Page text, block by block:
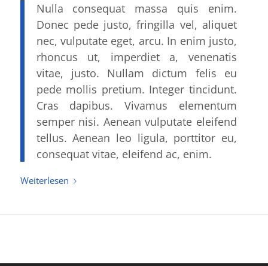
Nulla consequat massa quis enim.
Donec pede justo, fringilla vel, aliquet
nec, vulputate eget, arcu. In enim justo,
rhoncus ut, imperdiet a, venenatis
vitae, justo. Nullam dictum felis eu
pede mollis pretium. Integer tincidunt.
Cras dapibus. Vivamus elementum
semper nisi. Aenean vulputate eleifend
tellus. Aenean leo ligula, porttitor eu,
consequat vitae, eleifend ac, enim.
Weiterlesen